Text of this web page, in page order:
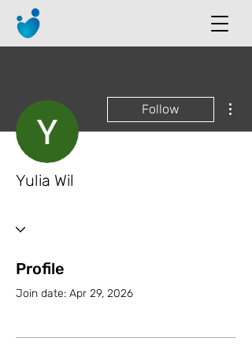
Follow
Yulia Wil
Profile
Join date: Apr 29, 2026